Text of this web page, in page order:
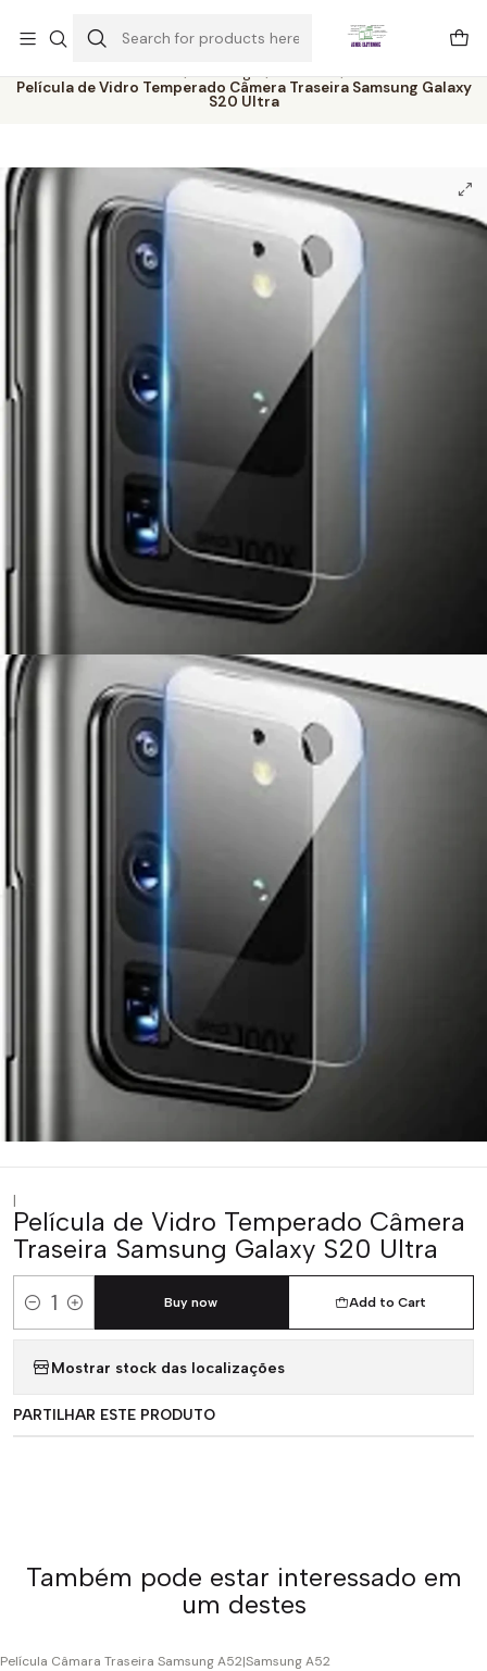
Home Catálogo
Películas
Película de Vidro Temperado Câmera Traseira Samsung Galaxy
S20 Ultra
|
Película de Vidro Temperado Câmera
Traseira Samsung Galaxy S20 Ultra
Quantity
Add to Cart
Buy now
Mostrar stock das localizações
PARTILHAR ESTE PRODUTO
Também pode estar interessado em
um destes
Película Câmara Traseira Samsung A52|Samsung A52